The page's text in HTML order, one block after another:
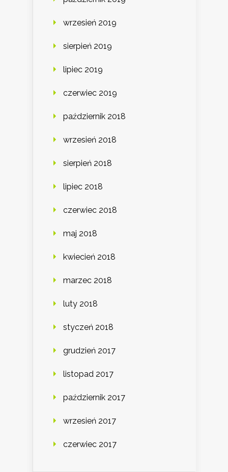
wrzesień 2019
sierpień 2019
lipiec 2019
czerwiec 2019
październik 2018
wrzesień 2018
sierpień 2018
lipiec 2018
czerwiec 2018
maj 2018
kwiecień 2018
marzec 2018
luty 2018
styczeń 2018
grudzień 2017
listopad 2017
październik 2017
wrzesień 2017
czerwiec 2017